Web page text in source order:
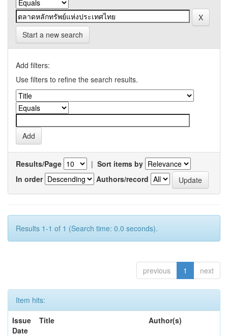
Start a new search
Add filters:
Use filters to refine the search results.
Results/Page | Sort items by
In order
Authors/record
Results 1-1 of 1 (Search time: 0.0 seconds).
previous 1 next
Item hits:
Issue
Date
Title Author(s)